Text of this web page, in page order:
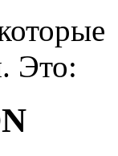
Это: